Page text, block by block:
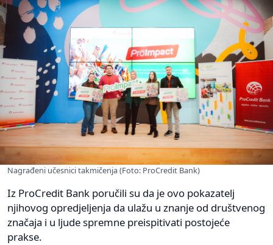
Nagrađeni učesnici takmičenja (Foto: ProCredit Bank)
Iz ProCredit Bank poručili su da je ovo pokazatelj
njihovog opredjeljenja da ulažu u znanje od društvenog
značaja i u ljude spremne preispitivati postojeće
prakse.